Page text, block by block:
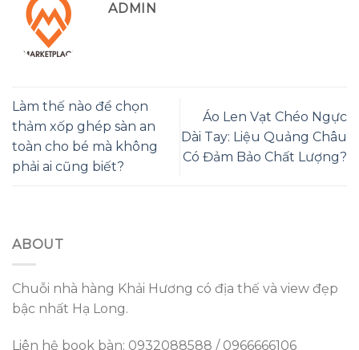
ADMIN
Làm thế nào để chọn
thảm xốp ghép sàn an
toàn cho bé mà không
phải ai cũng biết?
Áo Len Vạt Chéo Ngực
Dài Tay: Liệu Quảng Châu
Có Đảm Bảo Chất Lượng?
ABOUT
Chuỗi nhà hàng Khải Hương có địa thế và view đẹp
bậc nhất Hạ Long.
Liên hệ book bàn: 0932088588 / 0966666106